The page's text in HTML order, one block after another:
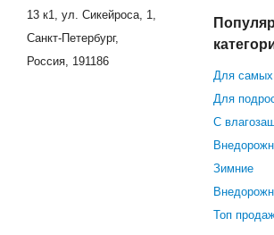
13 к1, ул. Сикейроса, 1,
Санкт-Петербург,
Россия, 191186
Для самых
Для
С
Зимние
Топ